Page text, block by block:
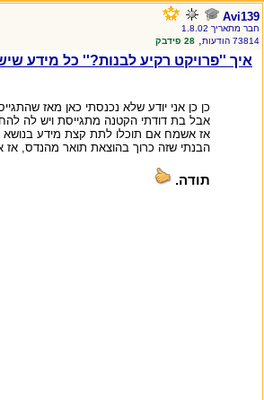
Avi139
חבר מתאריך 1.8.02
73814 הודעות
, 28 פידבק
איך ''פרויקט רקיע לבנות?'' כל מידע
כן כן אני יודע שלא נכנסתי כאן מאז
אבל בת דודתי הקטנה מתגייסת ויש לה
אז אשמח אם תוכלו לתת קצת מידע בנושא
הבנתי שזה כרוך בהוצאת תואר מהנדס,
תודה.